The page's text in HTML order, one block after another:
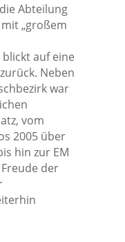
Abteilung
„großem
auf eine
Neben
war
vom
2005 über
hin zur EM
der